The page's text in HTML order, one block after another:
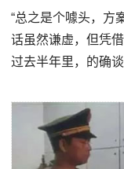
“总之是个噱头，方
话虽然谦虚，但凭
过去半年里，的确